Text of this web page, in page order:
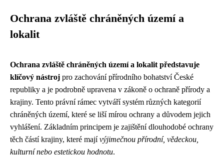
Ochrana zvláště chráněných území a
lokalit
Ochrana zvláště chráněných území a lokalit představuje
klíčový nástroj pro zachování přírodního bohatství České
republiky a je podrobně upravena v zákoně o ochraně přírody a
krajiny. Tento právní rámec vytváří systém různých kategorií
chráněných území, které se liší mírou ochrany a důvodem jejich
vyhlášení. Základním principem je zajištění dlouhodobé ochrany
těch částí krajiny, které majívýjimečnou přírodní, vědeckou,
kulturní nebo estetickou hodnotu.